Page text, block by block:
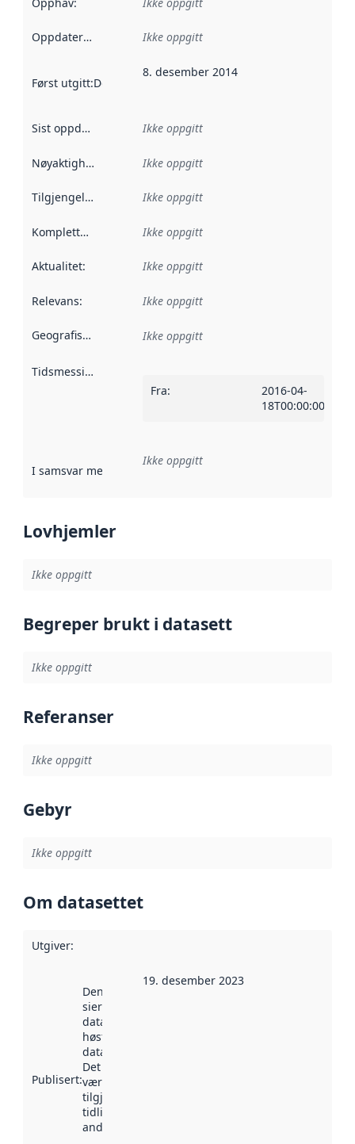
Oppdateringsfrekvens :
Ikke oppgitt
Først utgitt:Denne datoen sier når dataene i dette
8. desember 2014
Sist oppdatert Ikke oppgitt
Nøyaktighet Ikke oppgitt
Tilgjengelighet Ikke oppgitt
Kompletthet Ikke oppgitt
Aktualitet: Ikke oppgitt
Relevans: Ikke oppgitt
Geografisk avgrensning :
Ikke oppgitt
Tidsmessig avgrensning
Fra:
2016-04-
18T00:00:00Z
I samsvar med Referanse til en implementasjonsregel
Ikke oppgitt
Lovhjemler
Ikke oppgitt
Begreper brukt i datasett
Ikke oppgitt
Referanser
Ikke oppgitt
Gebyr
Ikke oppgitt
Om datasettet
Utgiver:
Publisert:
Denne datoen
sier når
datasettet ble
høstet av
data.norge.no.
Det kan ha
vært
tilgjengelig
tidligere
andre steder.
19. desember 2023